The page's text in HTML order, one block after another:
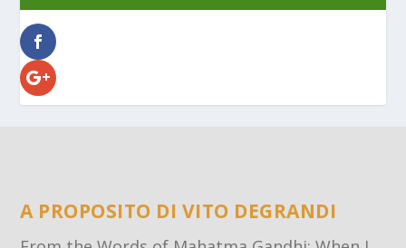
A PROPOSITO DI VITO DEGRANDI